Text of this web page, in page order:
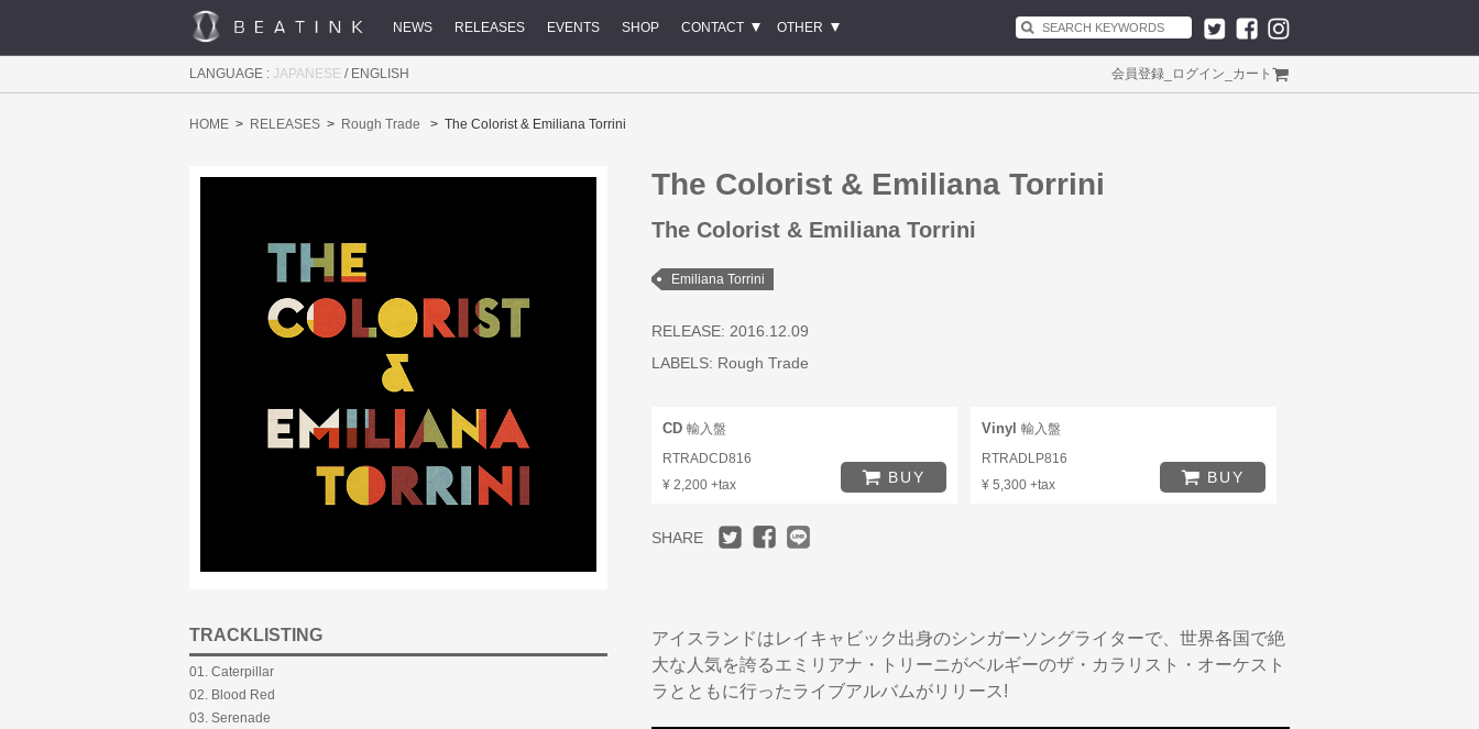
NEWS RELEASES EVENTS SHOP CONTACT OTHER
LANGUAGE : JAPANESE / ENGLISH 会員登録 ログイン カート
HOME RELEASES Rough Trade The Colorist & Emiliana Torrini
The Colorist & Emiliana Torrini
The Colorist & Emiliana Torrini
Emiliana Torrini
RELEASE: 2016.12.09
LABELS: Rough Trade
CD 輸入盤
RTRADCD816
¥ 2,200 +tax
BUY
Vinyl 輸入盤
RTRADLP816
¥ 5,300 +tax
BUY
SHARE
アイスランドはレイキャビック出身のシンガーソングライターで、世界各国で絶
大な人気を誇るエミリアナ・トリーニがベルギーのザ・カラリスト・オーケスト
ラとともに行ったライブアルバムがリリース!
TRACKLISTING
01. Caterpillar
02. Blood Red
03. Serenade